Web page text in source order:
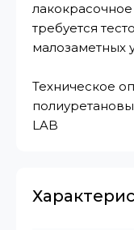
требуется
малозаметных
Техническое
LAB